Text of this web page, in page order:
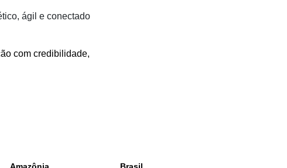
ágil e conectado
com credibilidade,